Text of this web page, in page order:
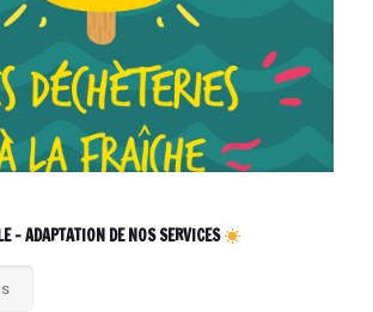
– ADAPTATION DE NOS SERVICES